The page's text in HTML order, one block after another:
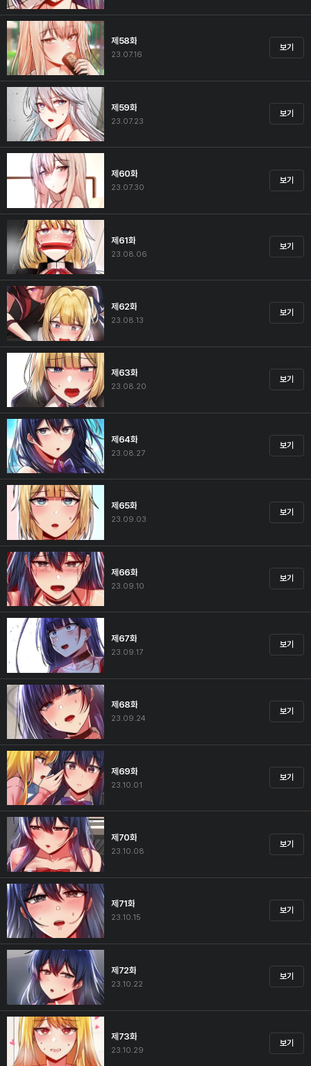
제58화
23.07.16
보기
제59화
23.07.23
보기
제60화
23.07.30
보기
제61화
23.08.06
보기
제62화
23.08.13
보기
제63화
23.08.20
보기
제64화
23.08.27
보기
제65화
23.09.03
보기
제66화
23.09.10
보기
제67화
23.09.17
보기
제68화
23.09.24
보기
제69화
23.10.01
보기
제70화
23.10.08
보기
제71화
23.10.15
보기
제72화
23.10.22
보기
제73화
23.10.29
보기